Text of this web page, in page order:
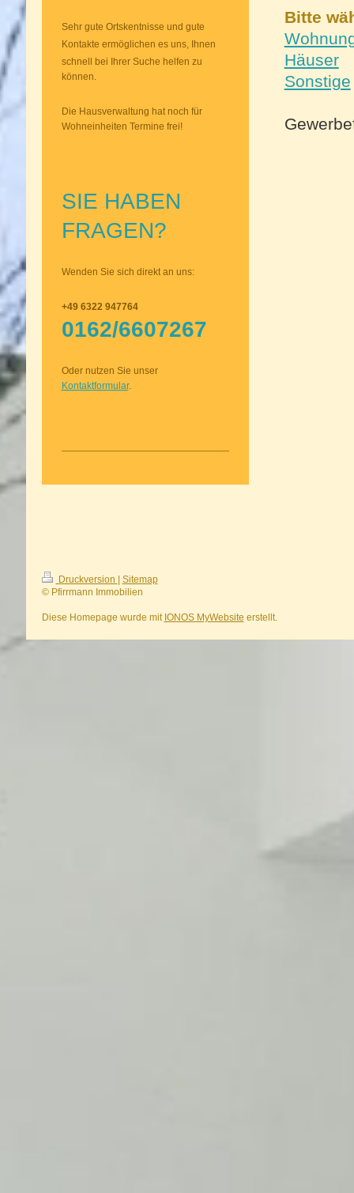
Bitte
Häuser
Sonstige
Sehr gute Ortskentnisse und gute
Kontakte ermöglichen es uns, Ihnen
schnell bei Ihrer Suche helfen zu
können.
Die Hausverwaltung hat noch für
Wohneinheiten Termine frei!
SIE HABEN
FRAGEN?
Wenden Sie sich direkt an uns:
+49 6322 947764
0162/6607267
Oder nutzen Sie unser
Kontaktformular.
Druckversion
Sitemap
© Pfirrmann Immobilien
Diese Homepage wurde mit IONOS MyWebsite erstellt.